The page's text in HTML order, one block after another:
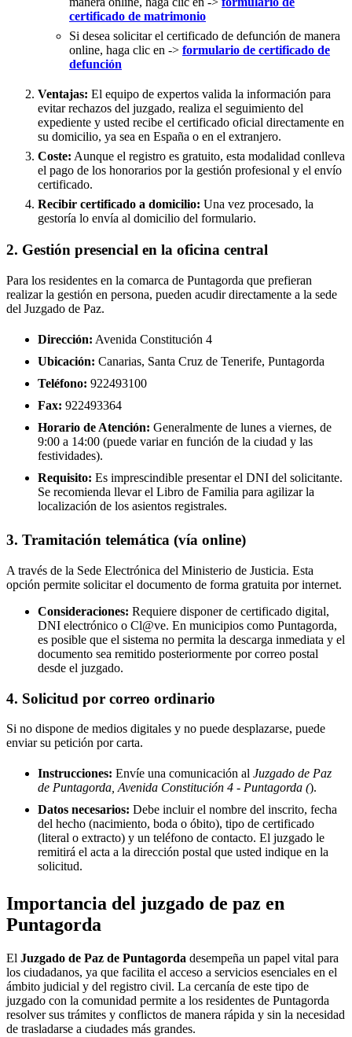
certificado de matrimonio
Si desea solicitar el certificado de defunción de manera
online, haga clic en -> formulario de certificado de
defunción
Ventajas: El equipo de expertos valida la información para
evitar rechazos del juzgado, realiza el seguimiento del
expediente y usted recibe el certificado oficial directamente en
su domicilio, ya sea en España o en el extranjero.
Coste: Aunque el registro es gratuito, esta modalidad conlleva
el pago de los honorarios por la gestión profesional y el envío
certificado.
Recibir certificado a domicilio: Una vez procesado, la
gestoría lo envía al domicilio del formulario.
2. Gestión presencial en la oficina central
Para los residentes en la comarca de Puntagorda que prefieran
realizar la gestión en persona, pueden acudir directamente a la sede
del Juzgado de Paz.
Dirección: Avenida Constitución 4
Ubicación: Canarias, Santa Cruz de Tenerife, Puntagorda
Teléfono: 922493100
Fax: 922493364
Horario de Atención: Generalmente de lunes a viernes, de
9:00 a 14:00 (puede variar en función de la ciudad y las
festividades).
Requisito: Es imprescindible presentar el DNI del solicitante.
Se recomienda llevar el Libro de Familia para agilizar la
localización de los asientos registrales.
3. Tramitación telemática (vía online)
A través de la Sede Electrónica del Ministerio de Justicia. Esta
opción permite solicitar el documento de forma gratuita por internet.
Consideraciones: Requiere disponer de certificado digital,
DNI electrónico o Cl@ve. En municipios como Puntagorda,
es posible que el sistema no permita la descarga inmediata y el
documento sea remitido posteriormente por correo postal
desde el juzgado.
4. Solicitud por correo ordinario
Si no dispone de medios digitales y no puede desplazarse, puede
enviar su petición por carta.
Instrucciones: Envíe una comunicación al Juzgado de Paz
de Puntagorda, Avenida Constitución 4 - Puntagorda ().
Datos necesarios: Debe incluir el nombre del inscrito, fecha
del hecho (nacimiento, boda o óbito), tipo de certificado
(literal o extracto) y un teléfono de contacto. El juzgado le
remitirá el acta a la dirección postal que usted indique en la
solicitud.
Importancia del juzgado de paz en
Puntagorda
El Juzgado de Paz de Puntagorda desempeña un papel vital para
los ciudadanos, ya que facilita el acceso a servicios esenciales en el
ámbito judicial y del registro civil. La cercanía de este tipo de
juzgado con la comunidad permite a los residentes de Puntagorda
resolver sus trámites y conflictos de manera rápida y sin la necesidad
de trasladarse a ciudades más grandes.